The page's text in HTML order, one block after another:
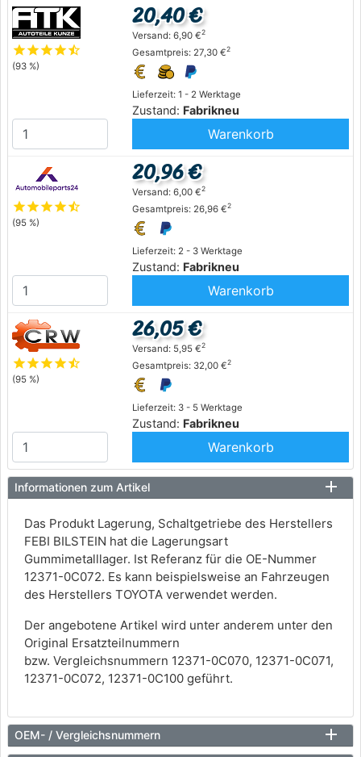
starstarstarstarstar_half
(93 %)
Lieferzeit: 1 - 2 Werktage
Zustand: Fabrikneu
20,40 €
Versand: 6,90 €2
Gesamtpreis: 27,30 €2
Warenkorb
starstarstarstarstar_half
(95 %)
Lieferzeit: 2 - 3 Werktage
Zustand: Fabrikneu
20,96 €
Versand: 6,00 €2
Gesamtpreis: 26,96 €2
Warenkorb
starstarstarstarstar_half
(95 %)
Lieferzeit: 3 - 5 Werktage
Zustand: Fabrikneu
26,05 €
Versand: 5,95 €2
Gesamtpreis: 32,00 €2
Warenkorb
Informationen zum Artikel
Das Produkt Lagerung, Schaltgetriebe des Herstellers
FEBI BILSTEIN hat die Lagerungsart
Gummimetalllager. Ist Referanz für die OE-Nummer
12371-0C072. Es kann beispielsweise an Fahrzeugen
des Herstellers TOYOTA verwendet werden.
Der angebotene Artikel wird unter anderem unter den
Original Ersatzteilnummern
bzw. Vergleichsnummern 12371-0C070, 12371-0C071,
12371-0C072, 12371-0C100 geführt.
OEM- / Vergleichsnummern